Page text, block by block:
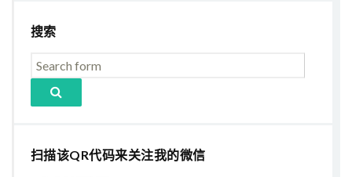
搜索
扫描该QR代码来关注我的微信